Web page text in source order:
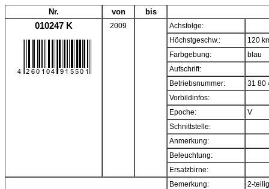
Nr. von bis
010247 K 2009
Achsfolge:
Höchstgeschw.:
120
Farbgebung:
blau
Aufschrift:
Betriebsnummer:
31 80
Vorbildinfos:
Epoche:
V
Schnittstelle:
Anmerkung:
Beleuchtung:
Ersatzbirne:
Bemerkung:
2-